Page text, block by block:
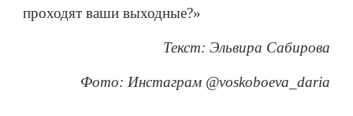
проходят ваши выходные?»
Текст: Эльвира Сабирова
Фото: Инстаграм @voskoboeva_daria